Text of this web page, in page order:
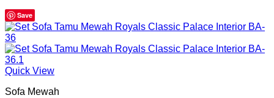
Save
Quick View
Sofa Mewah